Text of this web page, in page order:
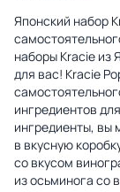
Японский набор
наборы Kracie из
для вас! Kracie
ингредиентов
ингредиенты, вы
в вкусную
со вкусом
из осьминога со